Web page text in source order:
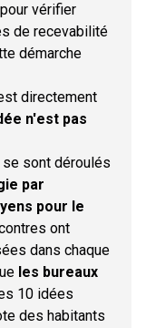
vérifier
de recevabilité
démarche
directement
n'est pas
se sont déroulés
par
pour le
ont
dans chaque
les bureaux
10 idées
des habitants